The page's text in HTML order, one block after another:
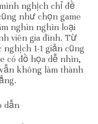
nghịch chỉ đề
như chọn game
nghìn nghìn loại
viên gia đình. Từ
nghịch 1-1 giản cũng
có đồ họa dễ nhìn,
không làm thành
dẫn